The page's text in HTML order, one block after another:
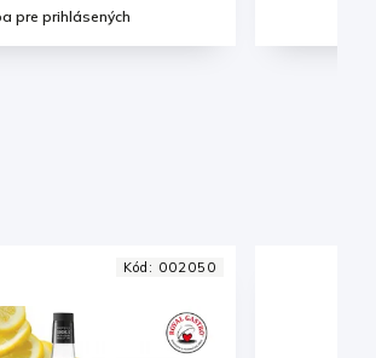
Iba pre prihlásených
Kód: 002041